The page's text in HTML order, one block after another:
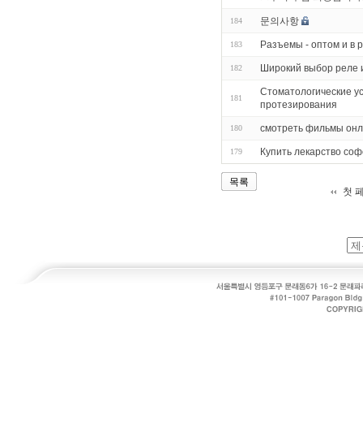
184 문의사항
183 Разъемы - оптом и в
182 Широкий выбор реле
181
Стоматологические
протезирования
180 смотреть фильмы
179 Купить лекарство
목록
첫